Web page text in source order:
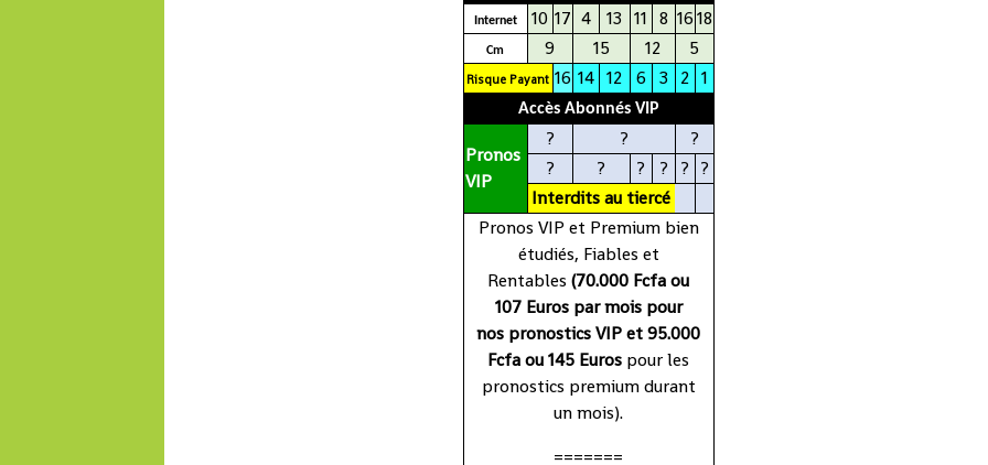
Internet 10 17 4 13 11 8 1618
Cm 9 15 12 5
Risque Payant 16 14 12 6 3 2 1
Accès Abonnés VIP
Pronos
VIP
? ?
?
?
? ? ? ? ?
Interdits au tiercé
Pronos VIP et Premium bien
étudiés, Fiables et
Rentables(70.000 Fcfa ou
107 Euros par mois pour
nos pronostics VIP et 95.000
Fcfa ou 145 Euros pour les
pronostics premium durant
un mois).
=======